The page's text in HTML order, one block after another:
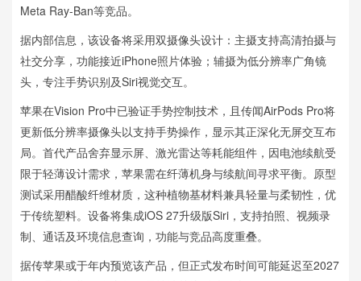
Meta Ray-Ban等竞品。
据内部信息，该设备将采用双摄像头设计：主摄支持高清拍摄与
社交分享，功能接近iPhone照片体验；辅摄为低分辨率广角镜
头，专注手势识别及Siri视觉交互。
苹果在Vision Pro中已验证手势控制技术，且传闻AirPods Pro将
更新低分辨率摄像头以支持手势操作，显示其正深化无屏交互布
局。首代产品舍弃显示屏、激光雷达等耗能组件，因电池续航受
限于轻薄设计需求，苹果需在纤薄机身与续航间寻求平衡。原型
测试采用醋酸纤维材质，这种植物基材料兼具轻量与柔韧性，优
于传统塑料。设备将集成iOS 27升级版Siri，支持拍照、视频录
制、通话及环境信息查询，功能与竞品高度重叠。
据传苹果或于年内预览该产品，但正式发布时间可能延迟至2027